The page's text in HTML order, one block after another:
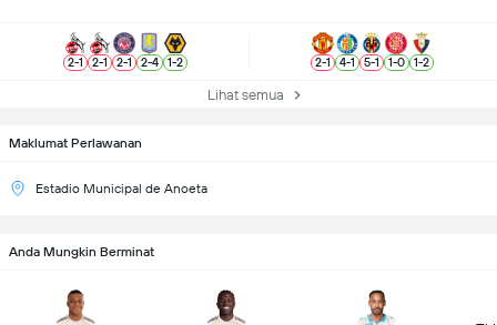
Maklumat Perlawanan
Estadio Municipal de Anoeta
2-1 2-1 2-1 2-4 1-2 2-1 4-1 5-1 1-0 1-2
Lihat semua
Anda Mungkin Berminat